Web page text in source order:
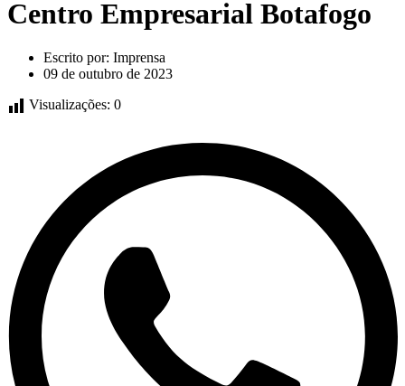
Centro Empresarial Botafogo
Escrito por: Imprensa
09 de outubro de 2023
Visualizações: 0